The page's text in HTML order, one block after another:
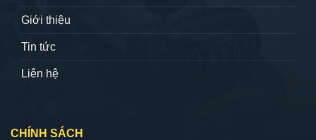
Giới thiệu
Tin tức
Liên hệ
CHÍNH SÁCH